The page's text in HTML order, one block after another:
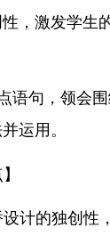
，激发学生
语句，领会
运用。
计的独创性